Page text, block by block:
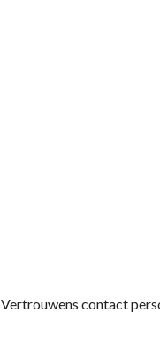
Vertrouwens contact